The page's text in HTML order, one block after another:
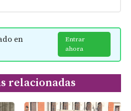
en
Entrar
ahora
relacionadas